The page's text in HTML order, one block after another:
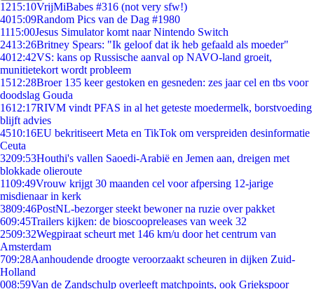
1215:10VrijMiBabes #316 (not very sfw!)
4015:09Random Pics van de Dag #1980
1115:00Jesus Simulator komt naar Nintendo Switch
2413:26Britney Spears: "Ik geloof dat ik heb gefaald als moeder"
4012:42VS: kans op Russische aanval op NAVO-land groeit,
munitietekort wordt probleem
1512:28Broer 135 keer gestoken en gesneden: zes jaar cel en tbs voor
doodslag Gouda
1612:17RIVM vindt PFAS in al het geteste moedermelk, borstvoeding
blijft advies
4510:16EU bekritiseert Meta en TikTok om verspreiden desinformatie
Ceuta
3209:53Houthi's vallen Saoedi-Arabië en Jemen aan, dreigen met
blokkade olieroute
1109:49Vrouw krijgt 30 maanden cel voor afpersing 12-jarige
misdienaar in kerk
3809:46PostNL-bezorger steekt bewoner na ruzie over pakket
609:45Trailers kijken: de bioscoopreleases van week 32
2509:32Wegpiraat scheurt met 146 km/u door het centrum van
Amsterdam
709:28Aanhoudende droogte veroorzaakt scheuren in dijken Zuid-
Holland
008:59Van de Zandschulp overleeft matchpoints, ook Griekspoor